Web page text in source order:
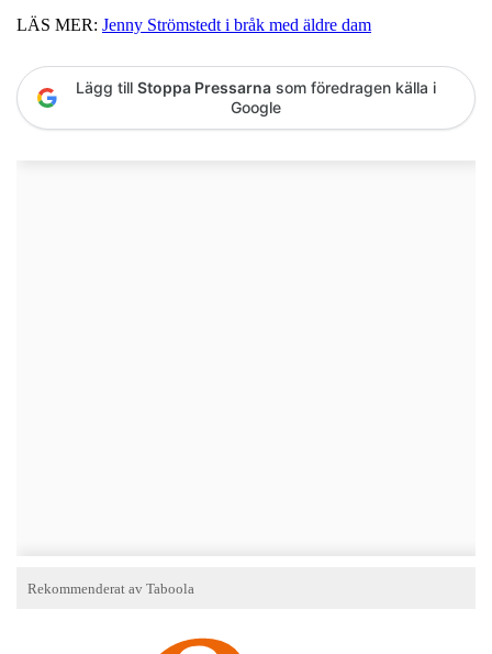
LÄS MER: Jenny Strömstedt i bråk med äldre dam
Lägg till Stoppa Pressarna som föredragen källa i
Google